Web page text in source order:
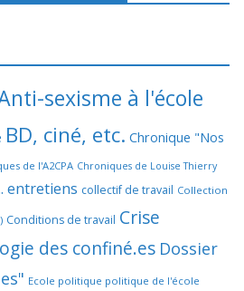
sexisme à l'école
BD, ciné, etc. Chronique "Nos
de l'A2CPA Chroniques de Louise Thierry
entretiens collectif de travail Collection
Conditions de travail Crise
des confiné.es Dossier
Ecole politique politique de l'école